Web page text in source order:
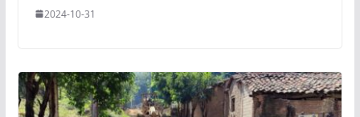
2024-10-31